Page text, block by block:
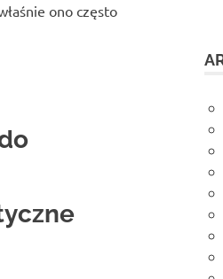
ono często